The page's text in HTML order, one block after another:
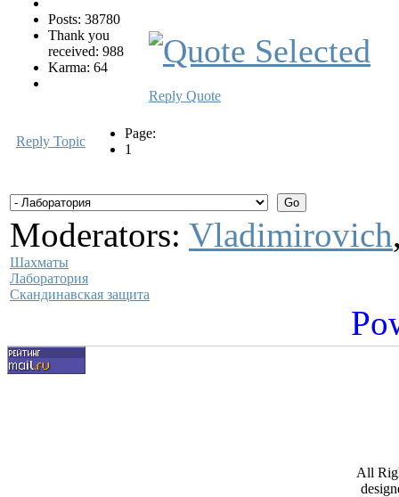
Posts: 38780
Thank you
received: 988
Karma: 64
Reply Quote
Reply Topic
Page:
1
Moderators: Vladimirovich
Шахматы
Лаборатория
Скандинавская защита
All